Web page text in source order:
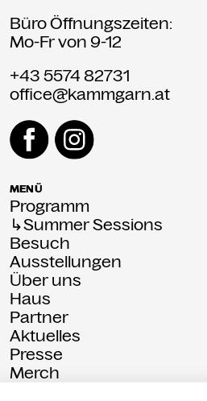
Büro Öffnungszeiten:
Mo-Fr von 9-12
+43 5574 82731
office@kammgarn.at
MENÜ
Programm
↳Summer Sessions
Besuch
Ausstellungen
Über uns
Haus
Partner
Aktuelles
Presse
Merch